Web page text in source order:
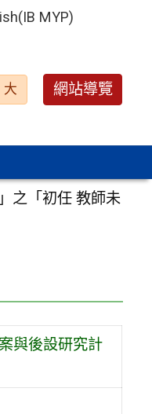
MYP)
大 網站導覽
之「初任 教師未
與後設研究計